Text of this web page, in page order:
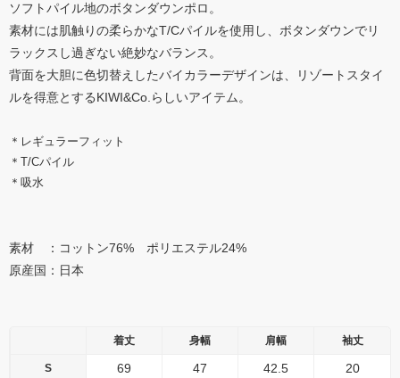
ソフトパイル地のボタンダウンポロ。
素材には肌触りの柔らかなT/Cパイルを使用し、ボタンダウンでリ
ラックスし過ぎない絶妙なバランス。
背面を大胆に色切替えしたバイカラーデザインは、リゾートスタイ
ルを得意とするKIWI&Co.らしいアイテム。
＊レギュラーフィット
＊T/Cパイル
＊吸水
素材 ：コットン76% ポリエステル24%
原産国：日本
着丈 身幅 肩幅 袖丈
S 69 47 42.5 20